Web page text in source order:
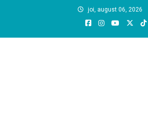
joi, august 06, 2026